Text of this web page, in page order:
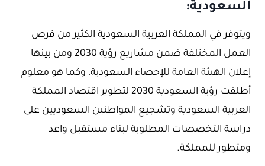
السعودية:
ويتوفر في المملكة العربية السعودية الكثير من فرص
العمل المختلفة ضمن مشاريع رؤية 2030 ومن بينها
إعلان الهيئة العامة للإحصاء السعودية، وكما هو معلوم
أطلقت رؤية السعودية 2030 لتطوير اقتصاد المملكة
العربية السعودية وتشجيع المواطنين السعوديين على
دراسة التخصصات المطلوبة لبناء مستقبل واعد
ومتطور للمملكة.